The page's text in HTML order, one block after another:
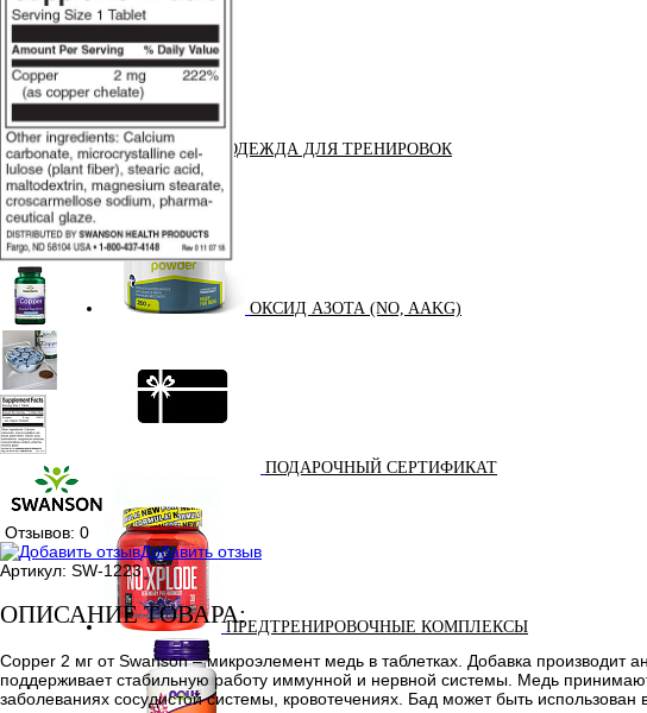
ОДЕЖДА ДЛЯ ТРЕНИРОВОК
ОКСИД АЗОТА (NO, AAKG)
ПОДАРОЧНЫЙ СЕРТИФИКАТ
ПРЕДТРЕНИРОВОЧНЫЕ КОМПЛЕКСЫ
Отзывов: 0
Добавить отзыв
Артикул: SW-1223
ОПИСАНИЕ ТОВАРА:
Copper 2 мг от Swanson – микроэлемент медь в таблетках. Добавка производит
поддерживает стабильную работу иммунной и нервной системы. Медь
заболеваниях сосудистой системы, кровотечениях. Бад может быть